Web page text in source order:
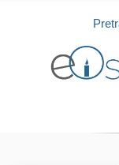
Isprobajte našu